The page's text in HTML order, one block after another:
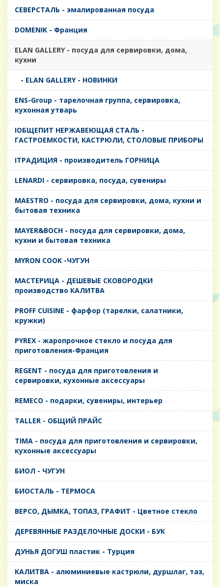
CЕВЕРСТАЛЬ - эмалированная посуда
DOMENIK - Франция
ELAN GALLERY - посуда для сервировки, дома,
кухни
- ELAN GALLERY - НОВИНКИ
ENS-Group - тарелочная группа, сервировка,
кухонная утварь
IОБЩЕПИТ НЕРЖАВЕЮЩАЯ СТАЛЬ -
ГАСТРОЕМКОСТИ, КАСТРЮЛИ, СТОЛОВЫЕ ПРИБОРЫ
IТРАДИЦИЯ - производитель ГОРНИЦА
LENARDI - сервировка, посуда, сувениры
MAESTRO - посуда для сервировки, дома, кухни и
бытовая техника
MAYER&BOCH - посуда для сервировки, дома,
кухни и бытовая техника
MYRON COOK -ЧУГУН
MАСТЕРИЦА - ДЕШЕВЫЕ СКОВОРОДКИ
производство КАЛИТВА
PROFF CUISINE - фарфор (тарелки, салатники,
кружки)
PYREX - жаропрочное стекло и посуда для
приготовления-Франция
REGENT - посуда для приготовления и
сервировки, кухонные аксессуары
REMECO - подарки, сувениры, интерьер
TALLER - ОБЩИЙ ПРАЙС
TIMA - посуда для приготовления и сервировки,
кухонные аксессуары
БИОЛ - ЧУГУН
БИОСТАЛЬ - ТЕРМОСА
ВЕРСО, ДЫМКА, ТОПАЗ, ГРАФИТ - Цветное стекло
ДЕРЕВЯННЫЕ РАЗДЕЛОЧНЫЕ ДОСКИ - БУК
ДУНЬЯ ДОГУШ пластик - Турция
КАЛИТВА - алюминиевые кастрюли, дуршлаг, таз,
миска